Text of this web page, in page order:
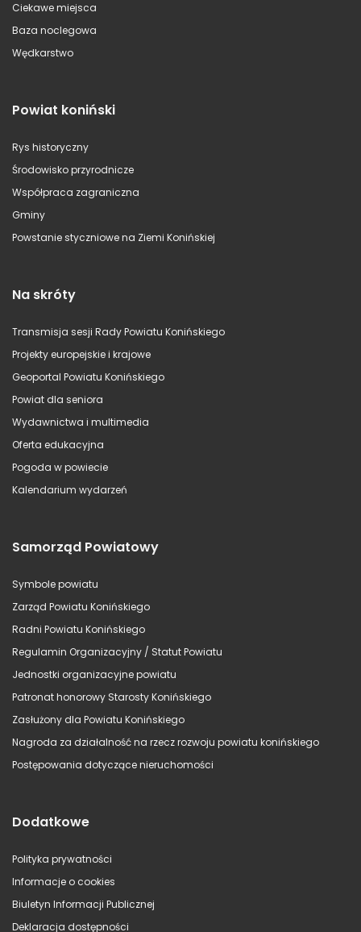
Ciekawe miejsca
Baza noclegowa
Wędkarstwo
Powiat koniński
Rys historyczny
Środowisko przyrodnicze
Współpraca zagraniczna
Gminy
Powstanie styczniowe na Ziemi Konińskiej
Na skróty
Transmisja sesji Rady Powiatu Konińskiego
Projekty europejskie i krajowe
Geoportal Powiatu Konińskiego
Powiat dla seniora
Wydawnictwa i multimedia
Oferta edukacyjna
Pogoda w powiecie
Kalendarium wydarzeń
Samorząd Powiatowy
Symbole powiatu
Zarząd Powiatu Konińskiego
Radni Powiatu Konińskiego
Regulamin Organizacyjny / Statut Powiatu
Jednostki organizacyjne powiatu
Patronat honorowy Starosty Konińskiego
Zasłużony dla Powiatu Konińskiego
Nagroda za działalność na rzecz rozwoju powiatu konińskiego
Postępowania dotyczące nieruchomości
Dodatkowe
Polityka prywatności
Informacje o cookies
Biuletyn Informacji Publicznej
Deklaracja dostępności